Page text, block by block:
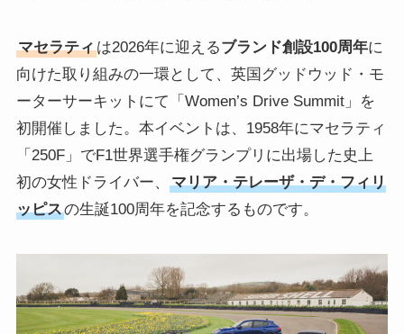
マセラティは2026年に迎えるブランド創設100周年に
向けた取り組みの一環として、英国グッドウッド・モ
ーターサーキットにて「Women’s Drive Summit」を
初開催しました。本イベントは、1958年にマセラティ
「250F」でF1世界選手権グランプリに出場した史上
初の女性ドライバー、
マリア・テレーザ・デ・フィリ
ッピスの生誕100周年を記念するものです。